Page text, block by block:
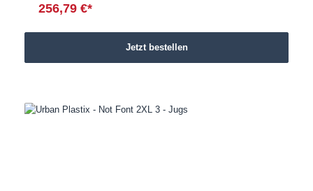
256,79 €*
Jetzt bestellen